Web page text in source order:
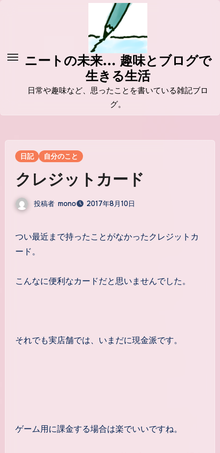
ッ
ニートの未来... 趣味とブログで
生きる生活
日常や趣味など、思ったことを書いている雑記ブロ
グ。
日記 自分のこと
クレジットカード
投稿者 mono 2017年8月10日
つい最近まで持ったことがなかったクレジットカ
ード。
こんなに便利なカードだと思いませんでした。
それでも実店舗では、いまだに現金派です。
ゲーム用に課金する場合は楽でいいですね。